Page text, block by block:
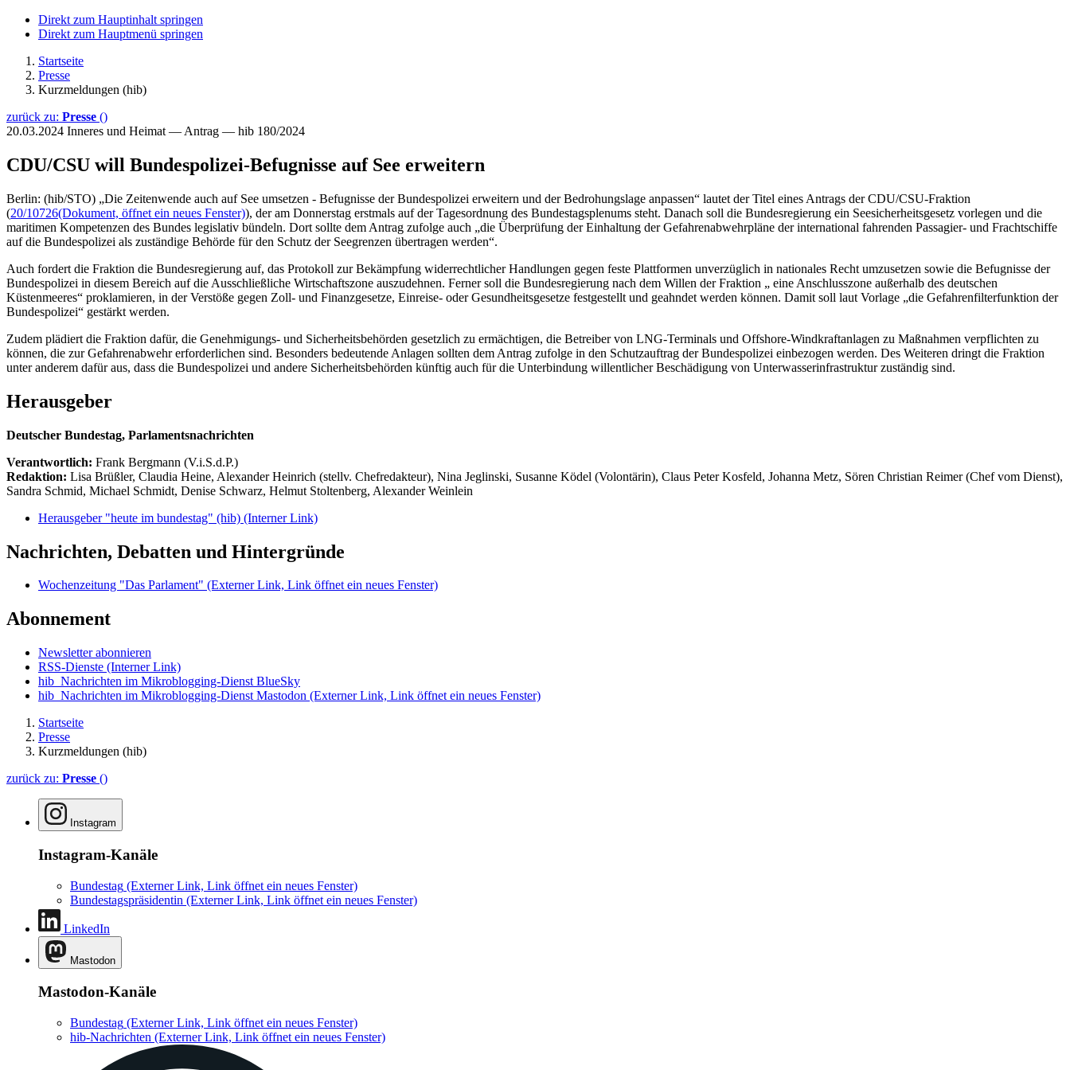
Direkt zum Hauptinhalt springen
Direkt zum Hauptmenü springen
Startseite
Presse
Kurzmeldungen (hib)
zurück zu: Presse ()
20.03.2024 Inneres und Heimat — Antrag — hib 180/2024
CDU/CSU will Bundespolizei-Befugnisse auf See erweitern
Berlin: (hib/STO) „Die Zeitenwende auch auf See umsetzen - Befugnisse der Bundespolizei erweitern und der Bedrohungslage anpassen“ lautet der Titel eines Antrags der CDU/CSU-Fraktion
(20/10726(Dokument, öffnet ein neues Fenster)), der am Donnerstag erstmals auf der Tagesordnung des Bundestagsplenums steht. Danach soll die Bundesregierung ein Seesicherheitsgesetz vorlegen und die
maritimen Kompetenzen des Bundes legislativ bündeln. Dort sollte dem Antrag zufolge auch „die Überprüfung der Einhaltung der Gefahrenabwehrpläne der international fahrenden Passagier- und Frachtschiffe
auf die Bundespolizei als zuständige Behörde für den Schutz der Seegrenzen übertragen werden“.
Auch fordert die Fraktion die Bundesregierung auf, das Protokoll zur Bekämpfung widerrechtlicher Handlungen gegen feste Plattformen unverzüglich in nationales Recht umzusetzen sowie die Befugnisse der
Bundespolizei in diesem Bereich auf die Ausschließliche Wirtschaftszone auszudehnen. Ferner soll die Bundesregierung nach dem Willen der Fraktion „ eine Anschlusszone außerhalb des deutschen
Küstenmeeres“ proklamieren, in der Verstöße gegen Zoll- und Finanzgesetze, Einreise- oder Gesundheitsgesetze festgestellt und geahndet werden können. Damit soll laut Vorlage „die Gefahrenfilterfunktion der
Bundespolizei“ gestärkt werden.
Zudem plädiert die Fraktion dafür, die Genehmigungs- und Sicherheitsbehörden gesetzlich zu ermächtigen, die Betreiber von LNG-Terminals und Offshore-Windkraftanlagen zu Maßnahmen verpflichten zu
können, die zur Gefahrenabwehr erforderlichen sind. Besonders bedeutende Anlagen sollten dem Antrag zufolge in den Schutzauftrag der Bundespolizei einbezogen werden. Des Weiteren dringt die Fraktion
unter anderem dafür aus, dass die Bundespolizei und andere Sicherheitsbehörden künftig auch für die Unterbindung willentlicher Beschädigung von Unterwasserinfrastruktur zuständig sind.
Herausgeber
Deutscher Bundestag, Parlamentsnachrichten
Verantwortlich: Frank Bergmann (V.i.S.d.P.)
Redaktion: Lisa Brüßler, Claudia Heine, Alexander Heinrich (stellv. Chefredakteur), Nina Jeglinski, Susanne Ködel (Volontärin), Claus Peter Kosfeld, Johanna Metz, Sören Christian Reimer (Chef vom Dienst),
Sandra Schmid, Michael Schmidt, Denise Schwarz, Helmut Stoltenberg, Alexander Weinlein
Herausgeber "heute im bundestag" (hib) (Interner Link)
Nachrichten, Debatten und Hintergründe
Wochenzeitung "Das Parlament" (Externer Link, Link öffnet ein neues Fenster)
Abonnement
Newsletter abonnieren
RSS-Dienste (Interner Link)
hib_Nachrichten im Mikroblogging-Dienst BlueSky
hib_Nachrichten im Mikroblogging-Dienst Mastodon (Externer Link, Link öffnet ein neues Fenster)
Startseite
Presse
Kurzmeldungen (hib)
zurück zu: Presse ()
Instagram
Instagram-Kanäle
Bundestag (Externer Link, Link öffnet ein neues Fenster)
Bundestagspräsidentin (Externer Link, Link öffnet ein neues Fenster)
LinkedIn
Mastodon
Mastodon-Kanäle
Bundestag (Externer Link, Link öffnet ein neues Fenster)
hib-Nachrichten (Externer Link, Link öffnet ein neues Fenster)